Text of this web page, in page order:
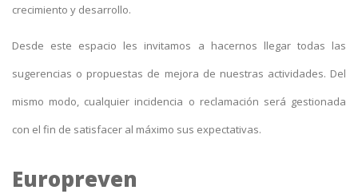
crecimiento y desarrollo.
Desde este espacio les invitamos a hacernos llegar todas las
sugerencias o propuestas de mejora de nuestras actividades. Del
mismo modo, cualquier incidencia o reclamación será gestionada
con el fin de satisfacer al máximo sus expectativas.
Europreven